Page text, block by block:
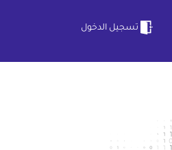
تسجيل الدخول